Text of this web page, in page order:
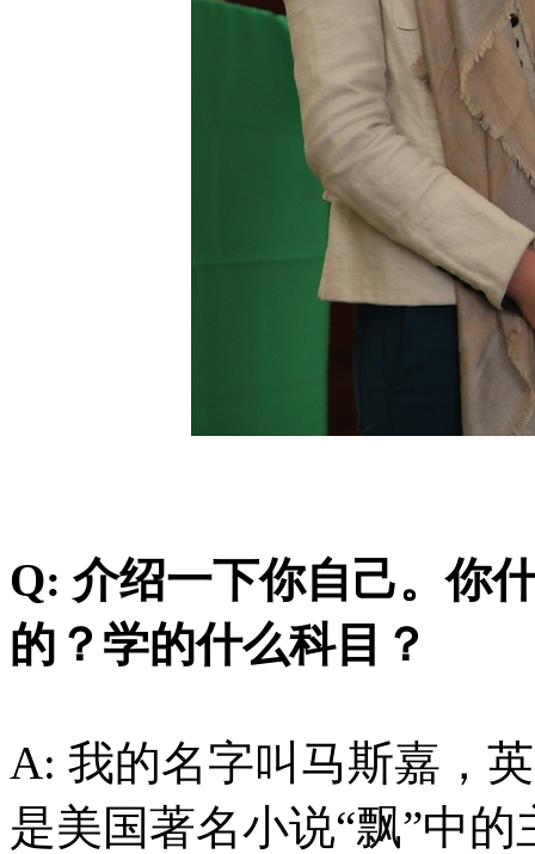
Q: 介绍一下你自己。你
的？学的什么科目？
A: 我的名字叫马斯嘉，
是美国著名小说“飘”中